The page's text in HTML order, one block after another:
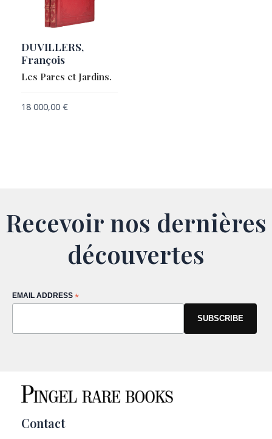
DUVILLERS,
François
Les Parcs et Jardins.
18 000,00 €
Recevoir nos dernières
découvertes
EMAIL ADDRESS *
Contact